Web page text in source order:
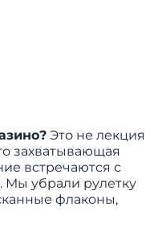
Это не лекция
захватывающая
встречаются с
Мы убрали рулетку
флаконы,